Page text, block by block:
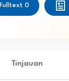
Fulltext 0
Tinjauan